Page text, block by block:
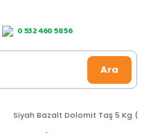
0 532 460 58 56
Ara
Siyah Bazalt Dolomit Taş 5 Kg (